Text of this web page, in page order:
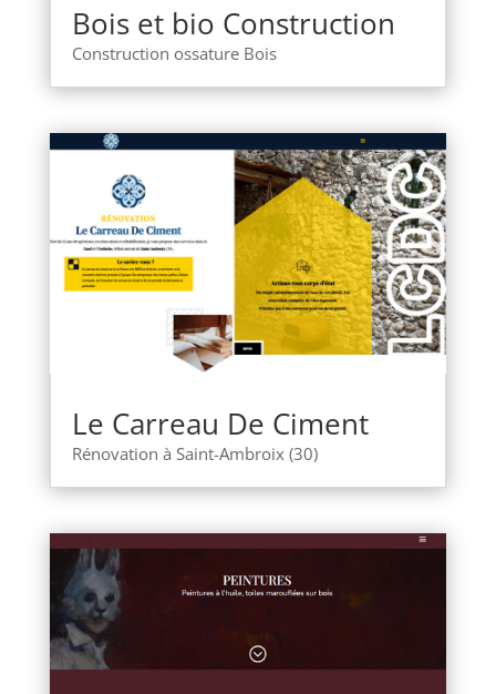
Bois et bio Construction
Construction ossature Bois
Le Carreau De Ciment
Rénovation à Saint-Ambroix (30)